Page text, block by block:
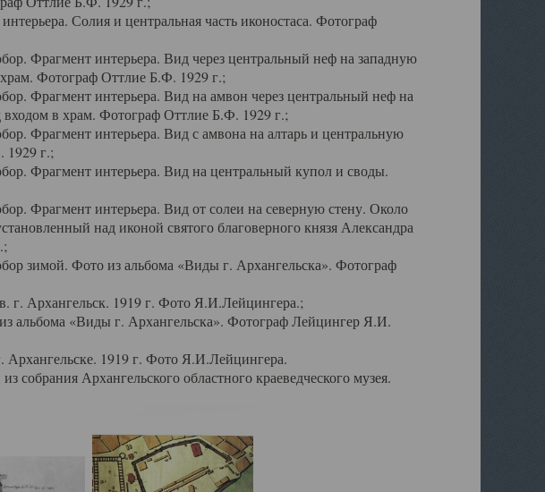
Солия и центральная часть иконостаса. Фотограф
Фрагмент интерьера. Вид через центральный неф на западную
Фотограф Оттлие Б.Ф. 1929 г.;
Фрагмент интерьера. Вид на амвон через центральный неф на
в храм. Фотограф Оттлие Б.Ф. 1929 г.;
Фрагмент интерьера. Вид с амвона на алтарь и центральную
1929 г.;
Фрагмент интерьера. Вид на центральный купол и своды.
Фрагмент интерьера. Вид от солеи на северную стену. Около
над иконой святого благоверного князя Александра
зимой. Фото из альбома «Виды г. Архангельска». Фотограф
г. Архангельск. 1919 г. Фото Я.И.Лейцингера.;
альбома «Виды г. Архангельска». Фотограф Лейцингер Я.И.
1919 г. Фото Я.И.Лейцингера.
собрания Архангельского областного краеведческого музея.